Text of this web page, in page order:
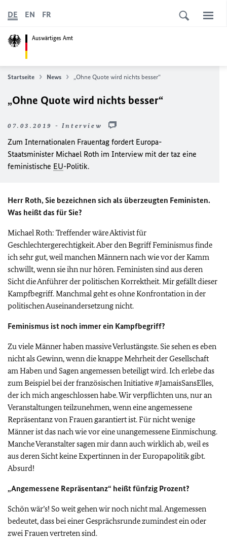
Auswärtiges Amt
DE EN FR
Startseite News „Ohne Quote wird nichts besser“
„Ohne Quote wird nichts besser“
07.03.2019 - Interview
Zum Internationalen Frauentag fordert Europa-
Staatsminister Michael Roth im Interview mit der taz eine
feministische EU-Politik.
Herr Roth, Sie bezeichnen sich als überzeugten Feministen.
Was heißt das für Sie?
Michael Roth: Treffender wäre Aktivist für
Geschlechtergerechtigkeit. Aber den Begriff Feminismus finde
ich sehr gut, weil manchen Männern nach wie vor der Kamm
schwillt, wenn sie ihn nur hören. Feministen sind aus deren
Sicht die Anführer der politischen Korrektheit. Mir gefällt dieser
Kampfbegriff. Manchmal geht es ohne Konfrontation in der
politischen Auseinandersetzung nicht.
Feminismus ist noch immer ein Kampfbegriff?
Zu viele Männer haben massive Verlustängste. Sie sehen es eben
nicht als Gewinn, wenn die knappe Mehrheit der Gesellschaft
am Haben und Sagen angemessen beteiligt wird. Ich erlebe das
zum Beispiel bei der französischen Initiative#JamaisSansElles,
der ich mich angeschlossen habe. Wir verpflichten uns, nur an
Veranstaltungen teilzunehmen, wenn eine angemessene
Repräsentanz von Frauen garantiert ist. Für nicht wenige
Männer ist das nach wie vor eine unangemessene Einmischung.
Manche Veranstalter sagen mir dann auch wirklich ab, weil es
aus deren Sicht keine Expertinnen in der Europapolitik gibt.
Absurd!
„Angemessene Repräsentanz“ heißt fünfzig Prozent?
Schön wär’s! So weit gehen wir noch nicht mal. Angemessen
bedeutet, dass bei einer Gesprächsrunde zumindest ein oder
zwei Frauen vertreten sind.